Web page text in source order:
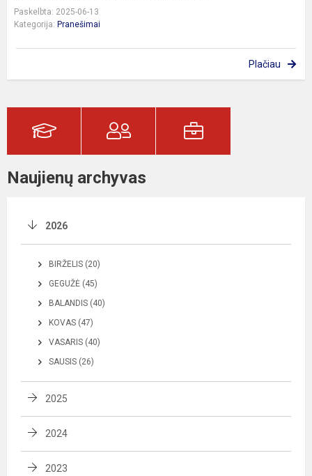
Paskelbta: 2025-06-13
Kategorija: Pranešimai
Plačiau
Naujienų archyvas
2026
BIRŽELIS (20)
GEGUŽĖ (45)
BALANDIS (40)
KOVAS (47)
VASARIS (40)
SAUSIS (26)
2025
2024
2023